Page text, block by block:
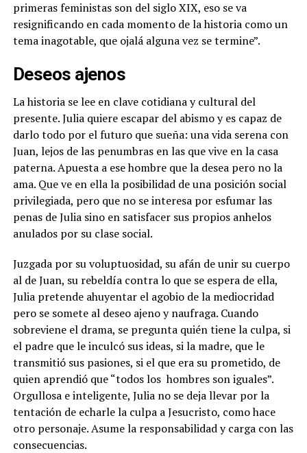
primeras feministas son del siglo XIX, eso se va
resignificando en cada momento de la historia como un
tema inagotable, que ojalá alguna vez se termine”.
Deseos ajenos
La historia se lee en clave cotidiana y cultural del
presente.Julia quiere escapar del abismo y es capaz de
darlo todo por el futuro que sueña: una vida serena con
Juan, lejos de las penumbras en las que vive en la casa
paterna. Apuesta a ese hombre que la desea pero no la
ama. Que ve en ella la posibilidad de una posición social
privilegiada, pero que no se interesa por esfumar las
penas de Julia sino en satisfacer sus propios anhelos
anulados por su clase social.
Juzgada por su voluptuosidad, su afán de unir su cuerpo
al de Juan, su rebeldía contra lo que se espera de ella,
Julia pretende ahuyentar el agobio de la mediocridad
pero se somete al deseo ajeno y naufraga. Cuando
sobreviene el drama, se pregunta quién tiene la culpa, si
el padre que le inculcó sus ideas, si la madre, que le
transmitió sus pasiones, si el que era su prometido, de
quien aprendió que “todos los hombres son iguales”.
Orgullosa e inteligente, Julia no se deja llevar por la
tentación de echarle la culpa a Jesucristo, como hace
otro personaje. Asume la responsabilidad y carga con las
consecuencias.